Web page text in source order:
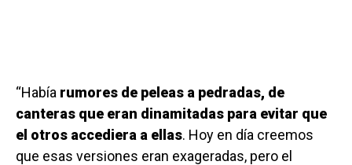
“Había rumores de peleas a pedradas, de
canteras que eran dinamitadas para evitar que
el otros accediera a ellas. Hoy en día creemos
que esas versiones eran exageradas, pero el